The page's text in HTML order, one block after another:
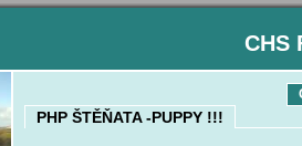
CHS
PHP ŠTĚŇATA -PUPPY !!!